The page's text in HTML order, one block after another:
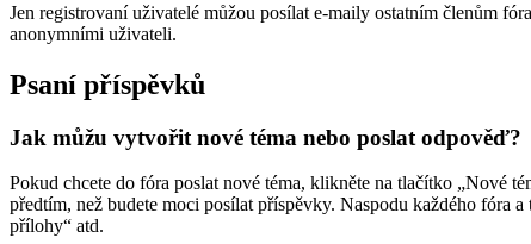
Jen registrovaní uživatelé můžou posílat e-maily ostatním členům
anonymními uživateli.
Psaní příspěvků
Jak můžu vytvořit nové téma nebo poslat odpověď?
Pokud chcete do fóra poslat nové téma, klikněte na tlačítko „Nové
předtím, než budete moci posílat příspěvky. Naspodu každého fóra
přílohy“ atd.